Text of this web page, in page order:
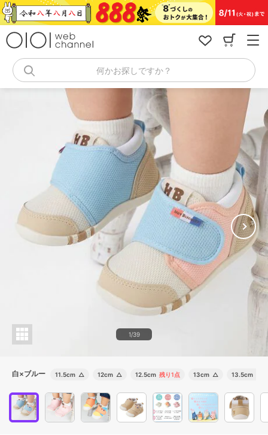
コ
ン
キ
何かお探しですか？
1/39
白×ブルー 11.5cm △ 12cm △ 12.5cm 残り1点 13cm △ 13.5cm